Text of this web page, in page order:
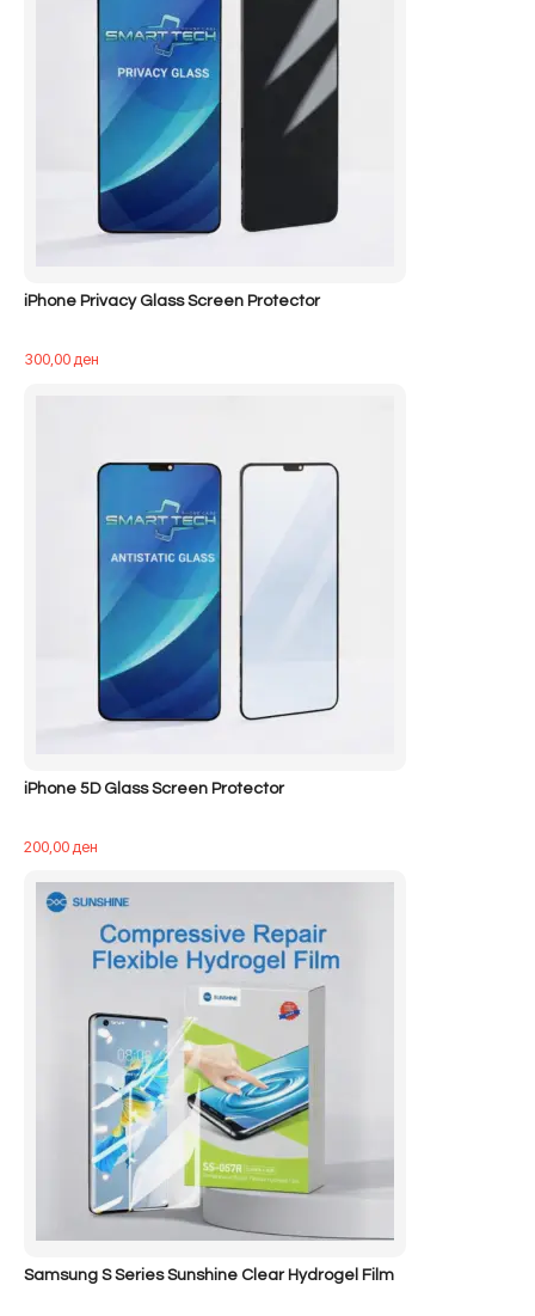
iPhone Privacy Glass Screen Protector
300,00ден
iPhone 5D Glass Screen Protector
200,00ден
Samsung S Series Sunshine Clear Hydrogel Film